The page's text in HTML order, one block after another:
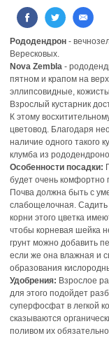
Рододендрон -
Вересковых.
Nova Zembla -
пятном и крапом на
эллипсовидные,
Взрослый кустарник
К этому
цветовод. Благодаря
наличие одного такого
клумба из
Особенности посадки:
будет очень комфортно
Почва должна быть с
слабощелочная. Садить
корни этого цветка
чтобы корневая шейка
грунт можно добавить
если же она влажная и
образования
Удобрения: Взрослое
для этого подойдет
суперфосфат в легкой
сказываются
поливом их